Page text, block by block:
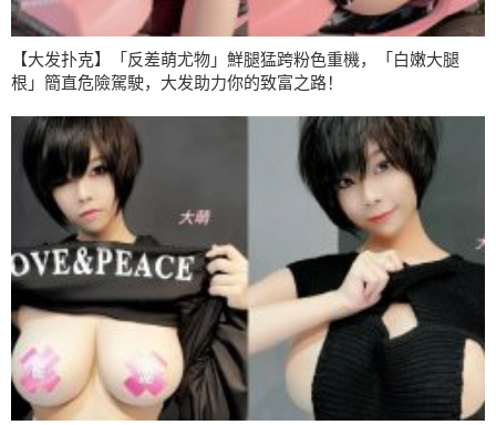
【大发扑克】「反差萌尤物」鮮腿猛跨粉色重機，「白嫩大腿
根」簡直危險駕駛，大发助力你的致富之路！